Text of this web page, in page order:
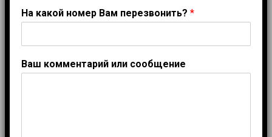
На какой номер Вам перезвонить? *
Ваш комментарий или сообщение